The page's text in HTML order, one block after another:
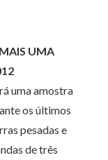
UMA
uma amostra
os últimos
pesadas e
de três